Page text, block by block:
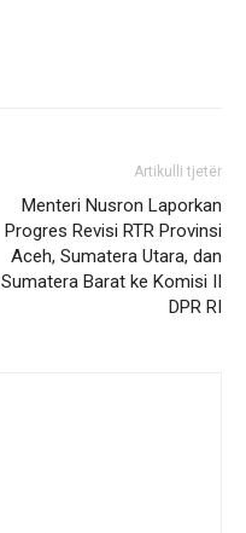
Artikulli tjetër
Menteri Nusron Laporkan
Progres Revisi RTR Provinsi
Aceh, Sumatera Utara, dan
Sumatera Barat ke Komisi II
DPR RI